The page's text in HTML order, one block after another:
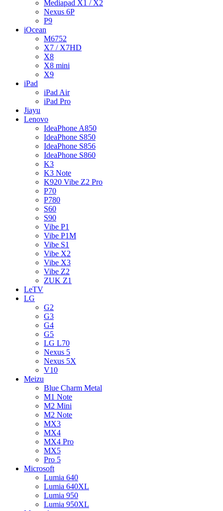
Mediapad X1 / X2
Nexus 6P
P9
iOcean
M6752
X7 / X7HD
X8
X8 mini
X9
iPad
iPad Air
iPad Pro
Jiayu
Lenovo
IdeaPhone A850
IdeaPhone S850
IdeaPhone S856
IdeaPhone S860
K3
K3 Note
K920 Vibe Z2 Pro
P70
P780
S60
S90
Vibe P1
Vibe P1M
Vibe S1
Vibe X2
Vibe X3
Vibe Z2
ZUK Z1
LeTV
LG
G2
G3
G4
G5
LG L70
Nexus 5
Nexus 5X
V10
Meizu
Blue Charm Metal
M1 Note
M2 Mini
M2 Note
MX3
MX4
MX4 Pro
MX5
Pro 5
Microsoft
Lumia 640
Lumia 640XL
Lumia 950
Lumia 950XL